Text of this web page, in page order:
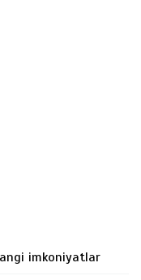
imkoniyatlar